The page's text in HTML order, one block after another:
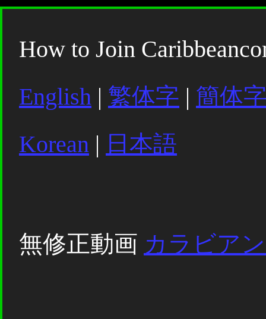
How to Join
English | 繁体字 | 簡体
Korean | 日本語
無修正動画 カラビア